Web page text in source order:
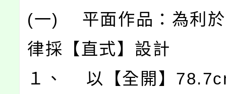
(一) 平面作品：為利於
律採【直式】設計
１、 以【全開】